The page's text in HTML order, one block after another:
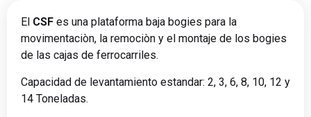
El CSF es una plataforma baja bogies para la
movimentaciòn, la remociòn y el montaje de los bogies
de las cajas de ferrocarriles.
Capacidad de levantamiento estandar: 2, 3, 6, 8, 10, 12 y
14 Toneladas.